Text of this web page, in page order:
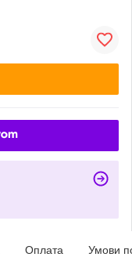
Оплата Умови